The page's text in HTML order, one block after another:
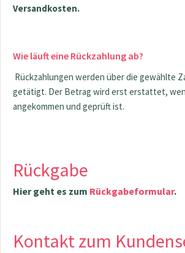
Versandkosten.
Wie läuft eine Rückzahlung ab?
Rückzahlungen werden über die gewählte
getätigt. Der Betrag wird erst erstattet,
angekommen und geprüft ist.
Rückgabe
Hier geht es zum Rückgabeformular.
Kontakt zum